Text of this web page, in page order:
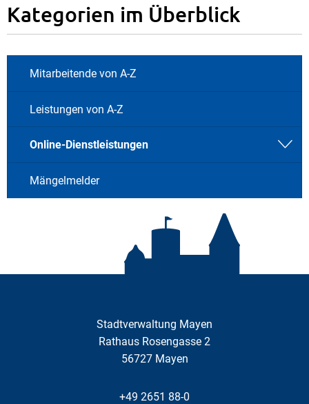
Kategorien im Überblick
Mitarbeitende von A-Z
Leistungen von A-Z
Online-Dienstleistungen
Mängelmelder
Stadtverwaltung Mayen
Rathaus Rosengasse 2
56727 Mayen
+49 2651 88-0